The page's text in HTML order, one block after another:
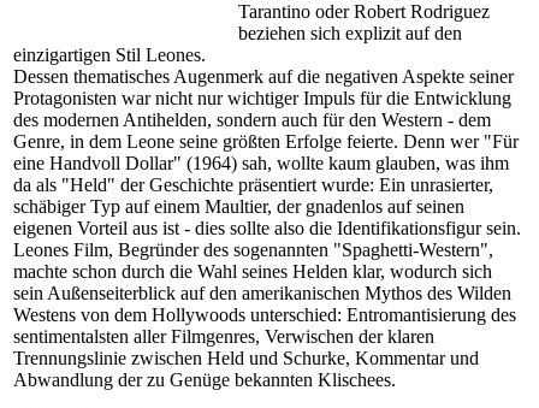
Tarantino oder Robert Rodriguez
beziehen sich explizit auf den
einzigartigen Stil Leones.
Dessen thematisches Augenmerk auf die negativen Aspekte seiner
Protagonisten war nicht nur wichtiger Impuls für die Entwicklung
des modernen Antihelden, sondern auch für den Western - dem
Genre, in dem Leone seine größten Erfolge feierte. Denn wer "Für
eine Handvoll Dollar" (1964) sah, wollte kaum glauben, was ihm
da als "Held" der Geschichte präsentiert wurde: Ein unrasierter,
schäbiger Typ auf einem Maultier, der gnadenlos auf seinen
eigenen Vorteil aus ist - dies sollte also die Identifikationsfigur sein.
Leones Film, Begründer des sogenannten "Spaghetti-Western",
machte schon durch die Wahl seines Helden klar, wodurch sich
sein Außenseiterblick auf den amerikanischen Mythos des Wilden
Westens von dem Hollywoods unterschied: Entromantisierung des
sentimentalsten aller Filmgenres, Verwischen der klaren
Trennungslinie zwischen Held und Schurke, Kommentar und
Abwandlung der zu Genüge bekannten Klischees.